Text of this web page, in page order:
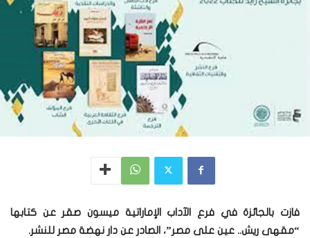
فازت بالجائزة في فرع الآداب الإماراتية ميسون صقر عن كتابها
“مقهى ريش.. عين على مصر”، الصادر عن دار نهضة مصر للنشر.